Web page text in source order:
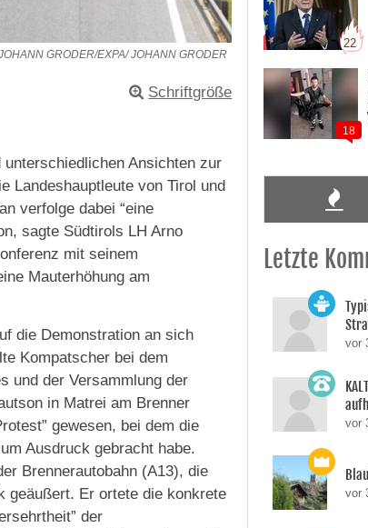
GRODER/EXPA/ JOHANN GRODER
Schriftgröße
Ansichten zur
Landeshauptleute von Tirol und
verfolge dabei “eine
sagte Südtirols LH Arno
mit seinem
Mauterhöhung am
die Demonstration an sich
Kompatscher bei dem
und der Versammlung der
in Matrei am Brenner
gewesen, bei dem die
Ausdruck gebracht habe.
Brennerautobahn (A13), die
geäußert. Er ortete die konkrete
der
22
18
Letzte
vor
vor
vor